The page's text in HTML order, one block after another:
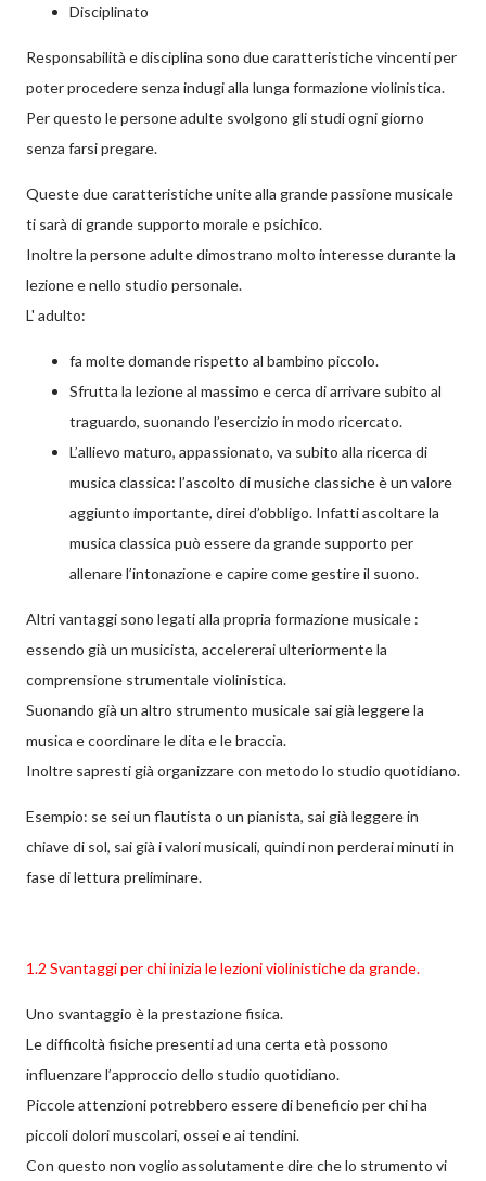
Disciplinato
Responsabilità e disciplina sono due caratteristiche vincenti per
poter procedere senza indugi alla lunga formazione violinistica.
Per questo le persone adulte svolgono gli studi ogni giorno
senza farsi pregare.
Queste due caratteristiche unite alla grande passione musicale
ti sarà di grande supporto morale e psichico.
Inoltre la persone adulte dimostrano molto interesse durante la
lezione e nello studio personale.
L' adulto:
fa molte domande rispetto al bambino piccolo.
Sfrutta la lezione al massimo e cerca di arrivare subito al
traguardo, suonando l’esercizio in modo ricercato.
L’allievo maturo, appassionato, va subito alla ricerca di
musica classica: l’ascolto di musiche classiche è un valore
aggiunto importante, direi d’obbligo. Infatti ascoltare la
musica classica può essere da grande supporto per
allenare l’intonazione e capire come gestire il suono.
Altri vantaggi sono legati alla propria formazione musicale :
essendo già un musicista, accelererai ulteriormente la
comprensione strumentale violinistica.
Suonando già un altro strumento musicale sai già leggere la
musica e coordinare le dita e le braccia.
Inoltre sapresti già organizzare con metodo lo studio quotidiano.
Esempio: se sei un flautista o un pianista, sai già leggere in
chiave di sol, sai già i valori musicali, quindi non perderai minuti in
fase di lettura preliminare.
1.2 Svantaggi per chi inizia le lezioni violinistiche da grande.
Uno svantaggio è la prestazione fisica.
Le difficoltà fisiche presenti ad una certa età possono
influenzare l’approccio dello studio quotidiano.
Piccole attenzioni potrebbero essere di beneficio per chi ha
piccoli dolori muscolari, ossei e ai tendini.
Con questo non voglio assolutamente dire che lo strumento vi